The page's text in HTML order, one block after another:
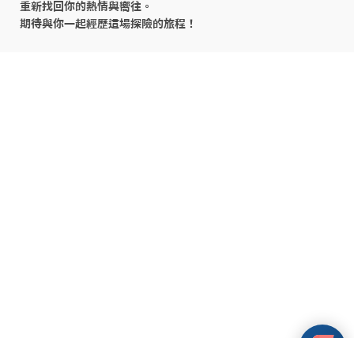
重新找回你的熱情與嚮往。
期待與你一起經歷這場探險的旅程！